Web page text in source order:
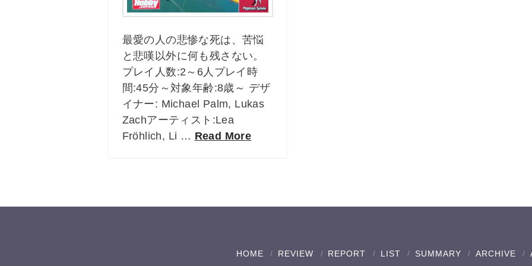
最愛の人の悲惨な死は、苦悩
と悲嘆以外に何も残さない。
プレイ人数:2～6人プレイ時
間:45分～対象年齢:8歳～ デザ
イナー: Michael Palm, Lukas
Zachアーティスト:Lea
Fröhlich, Li … Read More
HOME REVIEW REPORT LIST SUMMARY ARCHIVE